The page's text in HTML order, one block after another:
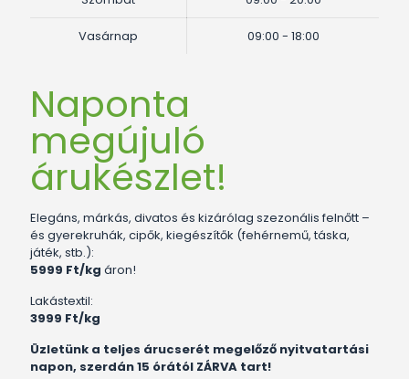
Vasárnap 09:00 - 18:00
Naponta
megújuló
árukészlet!
Elegáns, márkás, divatos és kizárólag szezonális felnőtt –
és gyerekruhák, cipők, kiegészítők (fehérnemű, táska,
játék, stb.):
5999 Ft/kg áron!
Lakástextil:
3999 Ft/kg
Üzletünk a teljes árucserét megelőző nyitvatartási
napon, szerdán 15 órától ZÁRVA tart!